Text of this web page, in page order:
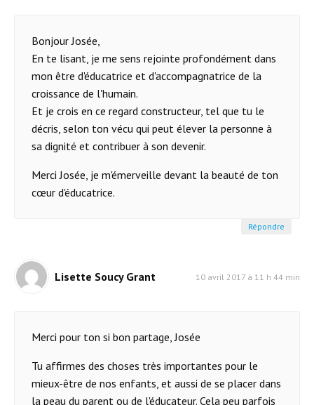
Bonjour Josée,
En te lisant, je me sens rejointe profondément dans
mon être d'éducatrice et d'accompagnatrice de la
croissance de l'humain.
Et je crois en ce regard constructeur, tel que tu le
décris, selon ton vécu qui peut élever la personne à
sa dignité et contribuer à son devenir.
Merci Josée, je m'émerveille devant la beauté de ton
cœur d'éducatrice.
Répondre
Lisette Soucy Grant 10 avril 2017 à 11 h 44 min
Merci pour ton si bon partage, Josée
Tu affirmes des choses très importantes pour le
mieux-être de nos enfants, et aussi de se placer dans
la peau du parent ou de l'éducateur. Cela peu parfois